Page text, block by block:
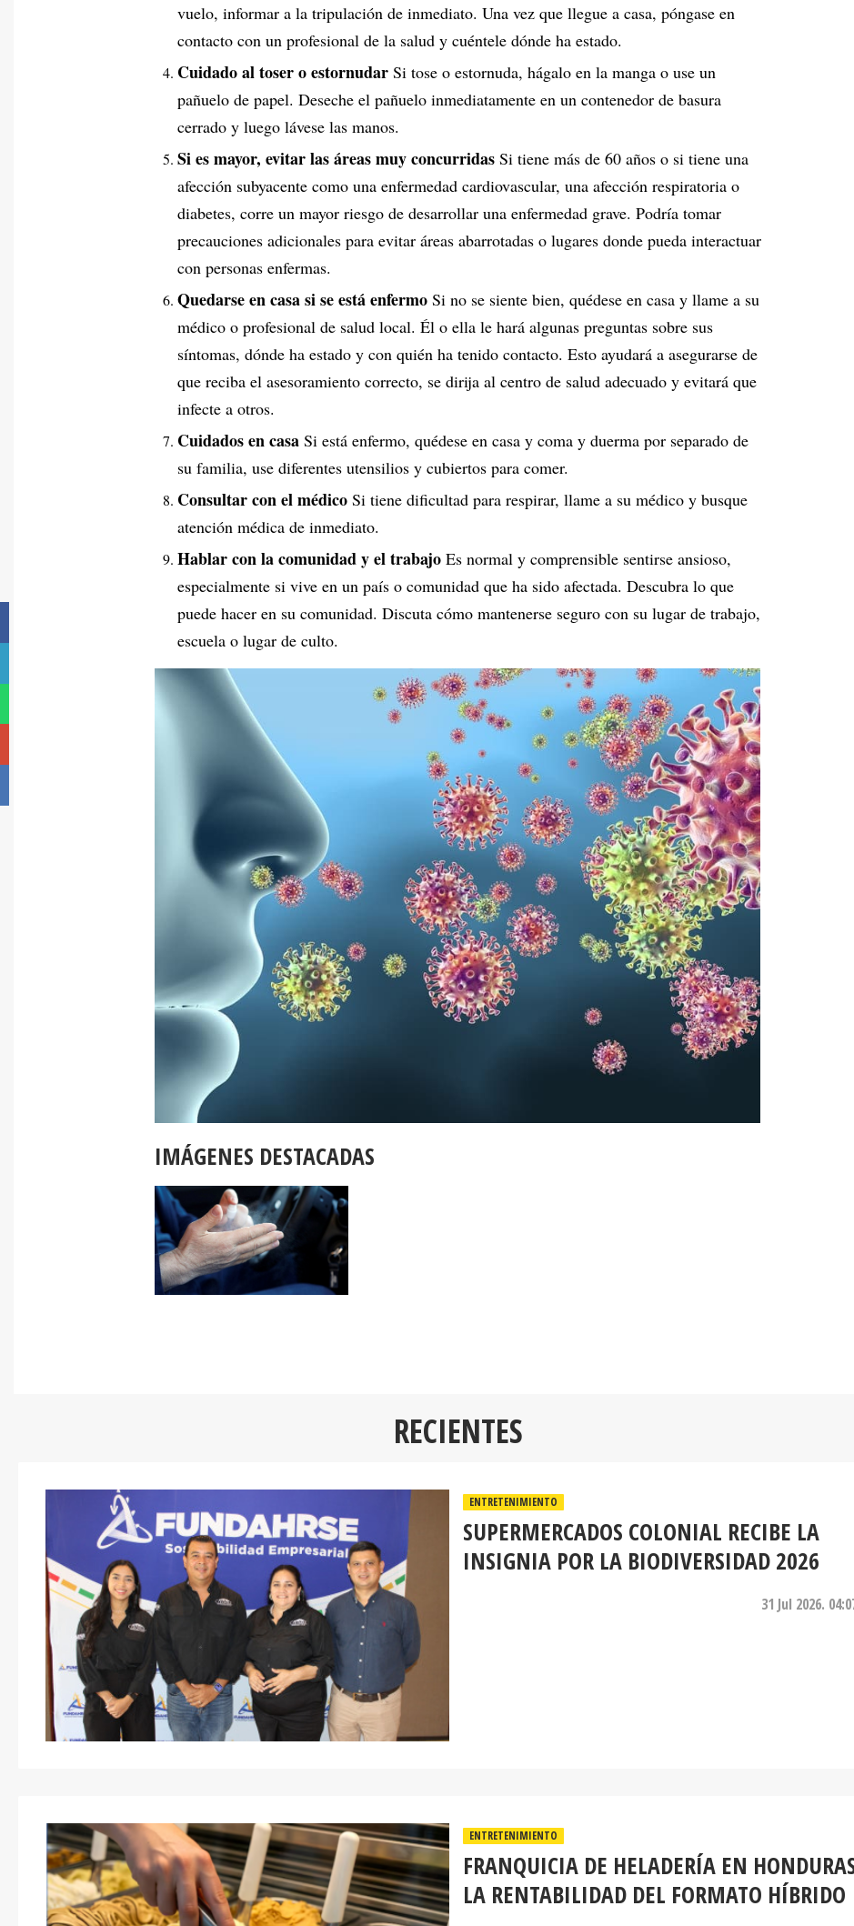
vuelo, informar a la tripulación de inmediato. Una vez que llegue a casa, póngase en
contacto con un profesional de la salud y cuéntele dónde ha estado.
Cuidado al toser o estornudar Si tose o estornuda, hágalo en la manga o use un
pañuelo de papel. Deseche el pañuelo inmediatamente en un contenedor de basura
cerrado y luego lávese las manos.
Si es mayor, evitar las áreas muy concurridas Si tiene más de 60 años o si tiene una
afección subyacente como una enfermedad cardiovascular, una afección respiratoria o
diabetes, corre un mayor riesgo de desarrollar una enfermedad grave. Podría tomar
precauciones adicionales para evitar áreas abarrotadas o lugares donde pueda interactuar
con personas enfermas.
Quedarse en casa si se está enfermo Si no se siente bien, quédese en casa y llame a su
médico o profesional de salud local. Él o ella le hará algunas preguntas sobre sus
síntomas, dónde ha estado y con quién ha tenido contacto. Esto ayudará a asegurarse de
que reciba el asesoramiento correcto, se dirija al centro de salud adecuado y evitará que
infecte a otros.
Cuidados en casa Si está enfermo, quédese en casa y coma y duerma por separado de
su familia, use diferentes utensilios y cubiertos para comer.
Consultar con el médico Si tiene dificultad para respirar, llame a su médico y busque
atención médica de inmediato.
Hablar con la comunidad y el trabajo Es normal y comprensible sentirse ansioso,
especialmente si vive en un país o comunidad que ha sido afectada. Descubra lo que
puede hacer en su comunidad. Discuta cómo mantenerse seguro con su lugar de trabajo,
escuela o lugar de culto.
IMÁGENES DESTACADAS
RECIENTES
ENTRETENIMIENTO
SUPERMERCADOS COLONIAL RECIBE LA
INSIGNIA POR LA BIODIVERSIDAD 2026
31 Jul 2026.
ENTRETENIMIENTO
FRANQUICIA DE HELADERÍA EN
LA RENTABILIDAD DEL FORMATO HÍBRIDO